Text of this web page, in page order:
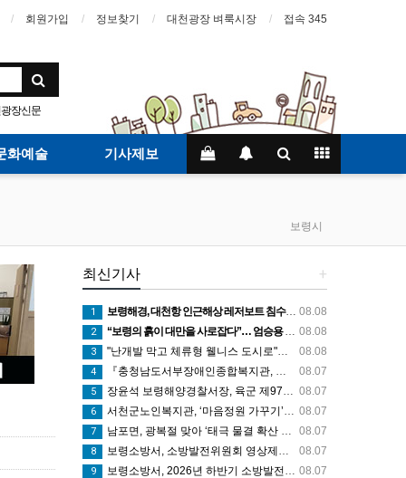
회원가입 정보찾기 대천광장 벼룩시장 접속 345
장신문
화예술 기사제보
보령시
+
최신기사
08.08
1
보령해경, 대천항 인근해상 레저보트 침수발생.. 군과 공조로 전원구조
08.08
2
“보령의 흙이 대만을 사로잡다”… 엄승용 보령시장, 대만 톱 유튜버들과 머드 외교
08.08
3
"난개발 막고 체류형 웰니스 도시로"… 엄승용 보령시장, 청라면 찾아 첫 '주민 대화'
08.07
4
『충청남도서부장애인종합복지관, 여름계절학교 '신나는 여름탐험대' 성료』
08.07
5
장윤석 보령해양경찰서장, 육군 제97보병여단-7해안감시대대 방문… 밀입국 차단 공조 강화
08.07
6
서천군노인복지관, ‘마음정원 가꾸기’ 프로그램 큰 호응
08.07
7
남포면, 광복절 맞아 ‘태극 물결 확산 캠페인’ 추진
08.07
8
보령소방서, 소방발전위원회 영상제작용 카메라 기탁으로 영상 홍보 역량 강화
08.07
9
보령소방서, 2026년 하반기 소방발전위원회 정기회의 개최